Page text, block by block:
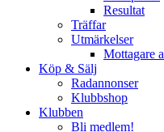
Resultat
Träffar
Utmärkelser
Mottagare
Köp & Sälj
Radannonser
Klubbshop
Klubben
Bli medlem!